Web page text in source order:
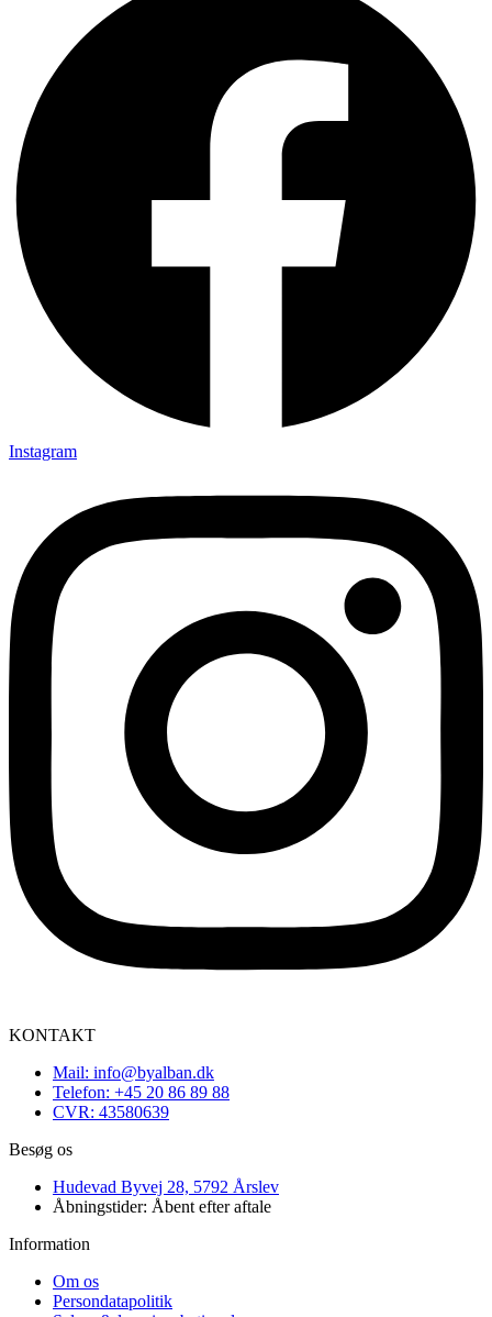
Instagram
KONTAKT
Mail: info@byalban.dk
Telefon: +45 20 86 89 88
CVR: 43580639
Besøg os
Hudevad Byvej 28, 5792 Årslev
Åbningstider: Åbent efter aftale
Information
Om os
Persondatapolitik